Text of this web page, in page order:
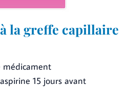
la greffe capillaire
15 jours avant